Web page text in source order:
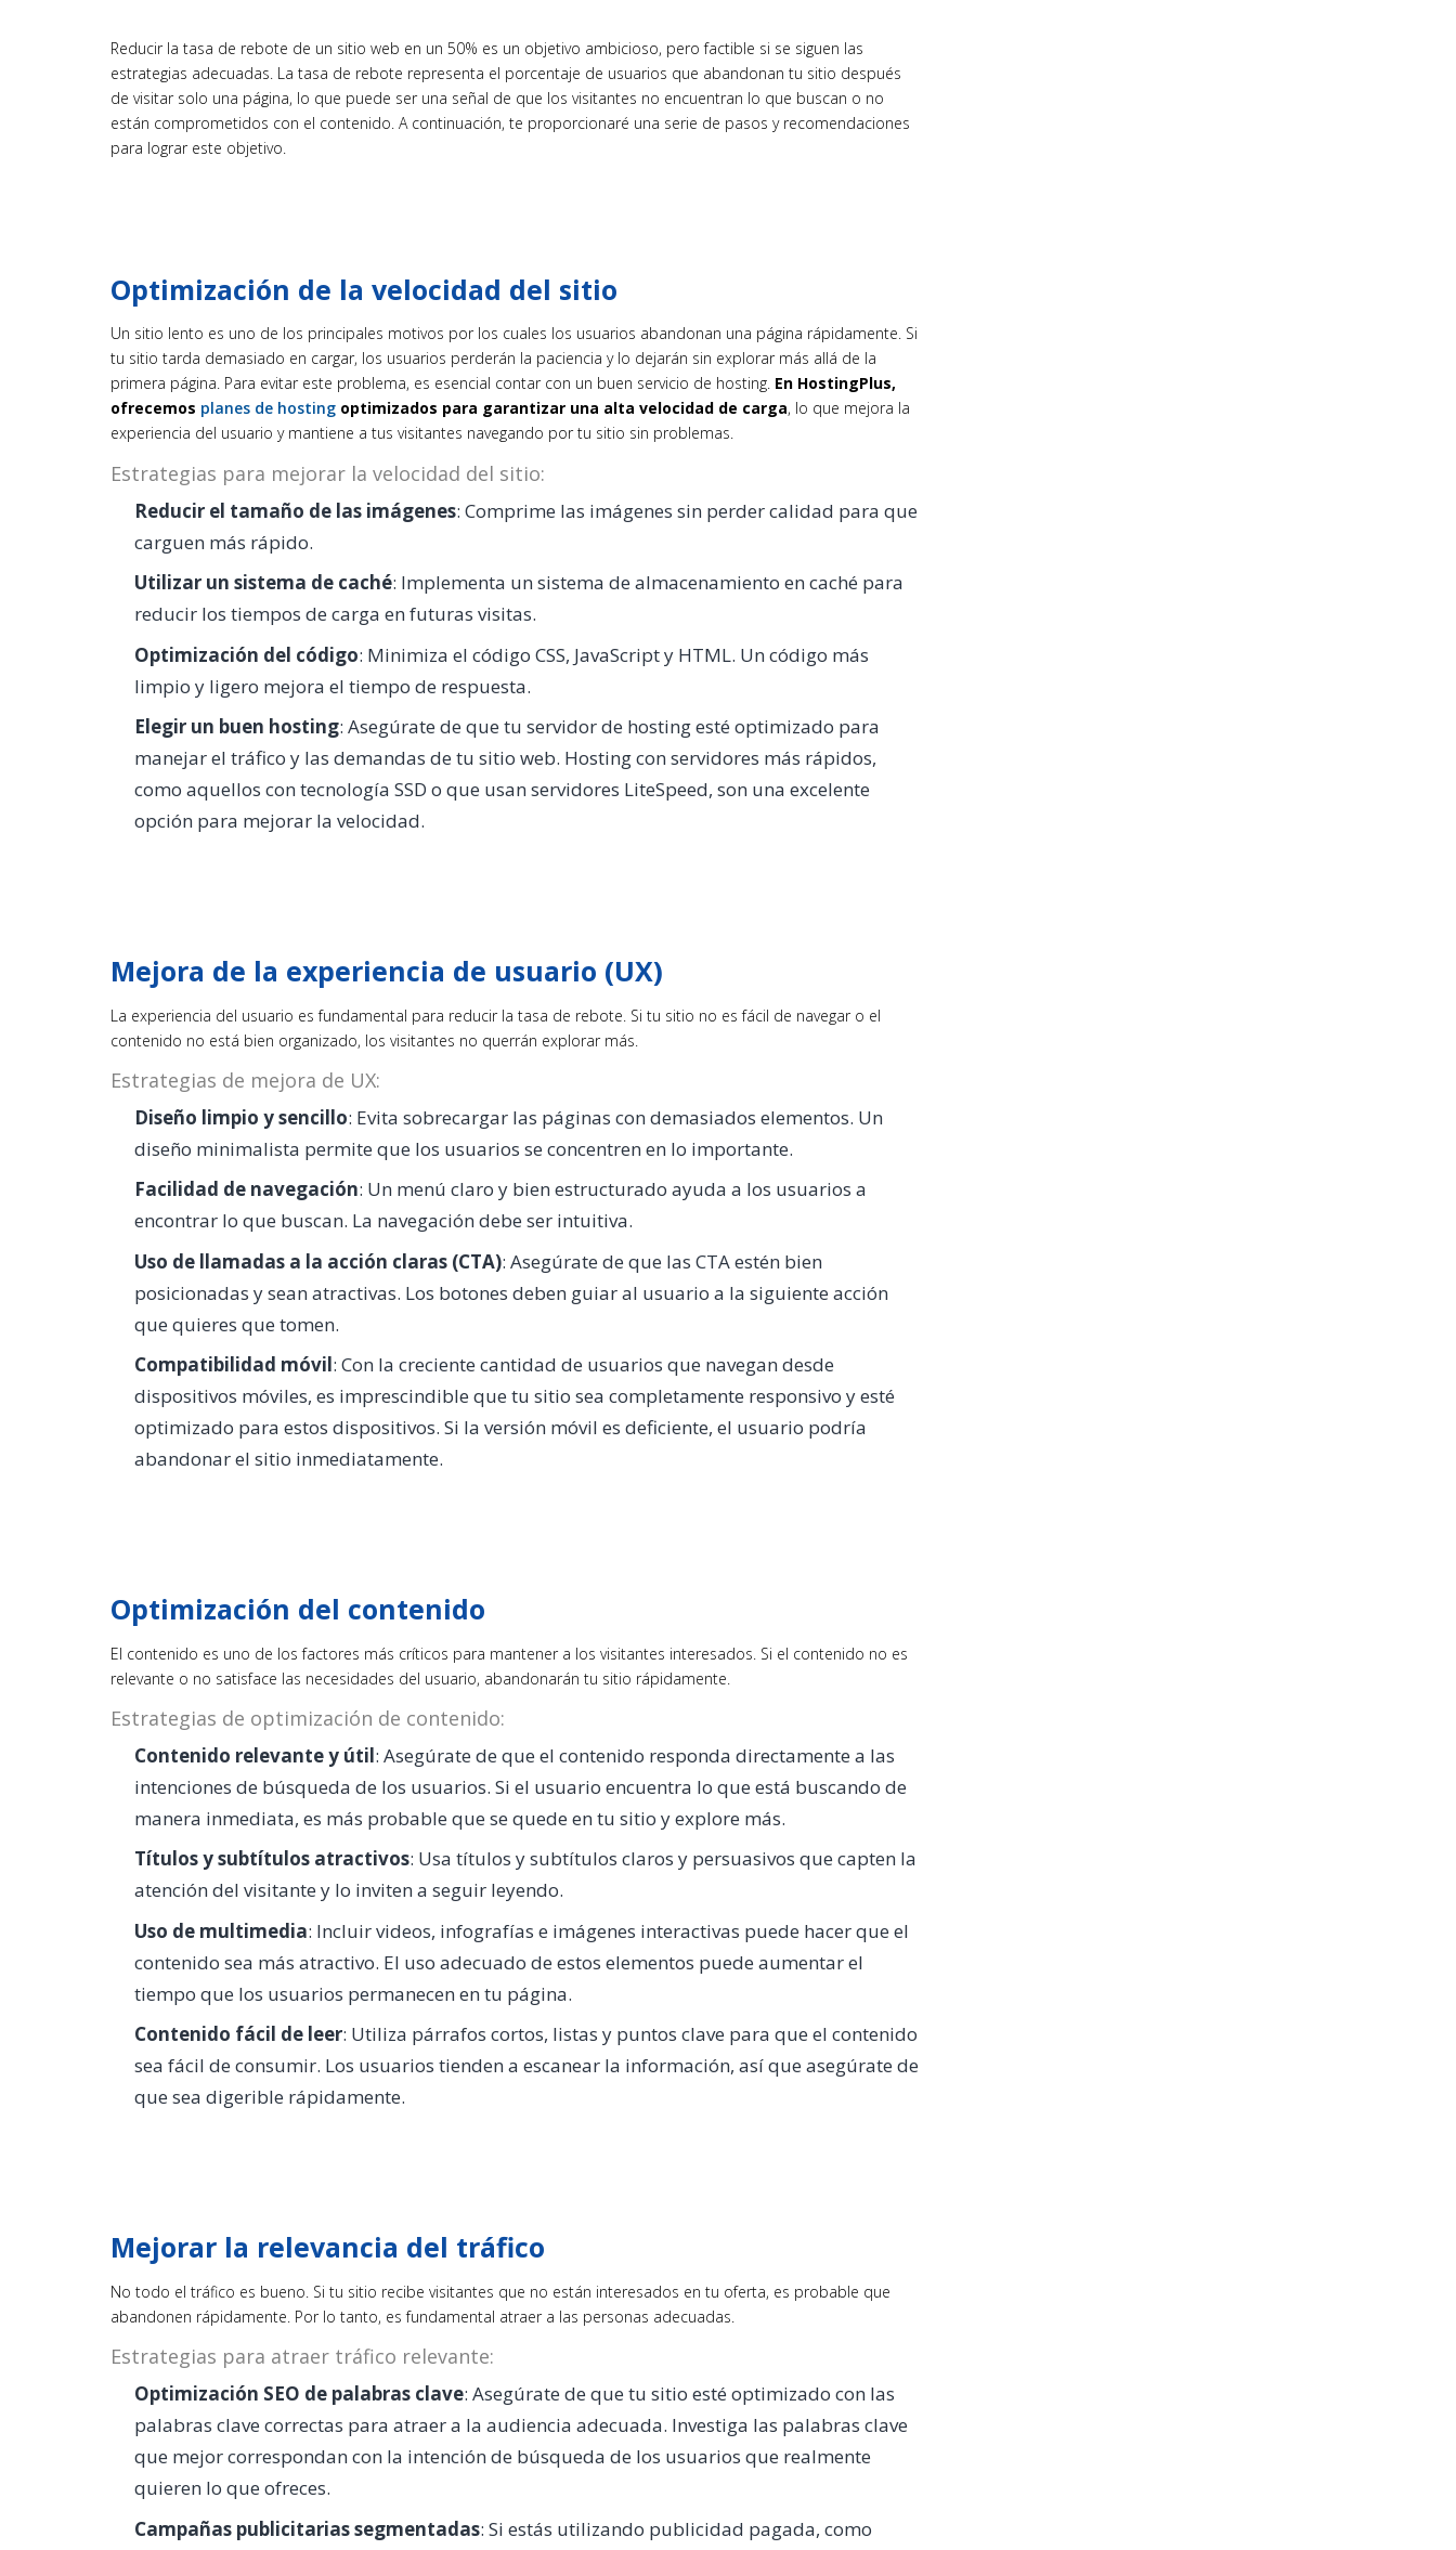
Reducir la tasa de rebote de un sitio web en un 50% es un objetivo ambicioso, pero factible si se siguen las
estrategias adecuadas. La tasa de rebote representa el porcentaje de usuarios que abandonan tu sitio después
de visitar solo una página, lo que puede ser una señal de que los visitantes no encuentran lo que buscan o no
están comprometidos con el contenido. A continuación, te proporcionaré una serie de pasos y recomendaciones
para lograr este objetivo.
Optimización de la velocidad del sitio
Un sitio lento es uno de los principales motivos por los cuales los usuarios abandonan una página rápidamente. Si
tu sitio tarda demasiado en cargar, los usuarios perderán la paciencia y lo dejarán sin explorar más allá de la
primera página. Para evitar este problema, es esencial contar con un buen servicio de hosting. En HostingPlus,
ofrecemos planes de hosting optimizados para garantizar una alta velocidad de carga, lo que mejora la
experiencia del usuario y mantiene a tus visitantes navegando por tu sitio sin problemas.
Estrategias para mejorar la velocidad del sitio:
Reducir el tamaño de las imágenes: Comprime las imágenes sin perder calidad para que
carguen más rápido.
Utilizar un sistema de caché: Implementa un sistema de almacenamiento en caché para
reducir los tiempos de carga en futuras visitas.
Optimización del código: Minimiza el código CSS, JavaScript y HTML. Un código más
limpio y ligero mejora el tiempo de respuesta.
Elegir un buen hosting: Asegúrate de que tu servidor de hosting esté optimizado para
manejar el tráfico y las demandas de tu sitio web. Hosting con servidores más rápidos,
como aquellos con tecnología SSD o que usan servidores LiteSpeed, son una excelente
opción para mejorar la velocidad.
Mejora de la experiencia de usuario (UX)
La experiencia del usuario es fundamental para reducir la tasa de rebote. Si tu sitio no es fácil de navegar o el
contenido no está bien organizado, los visitantes no querrán explorar más.
Estrategias de mejora de UX:
Diseño limpio y sencillo: Evita sobrecargar las páginas con demasiados elementos. Un
diseño minimalista permite que los usuarios se concentren en lo importante.
Facilidad de navegación: Un menú claro y bien estructurado ayuda a los usuarios a
encontrar lo que buscan. La navegación debe ser intuitiva.
Uso de llamadas a la acción claras (CTA): Asegúrate de que las CTA estén bien
posicionadas y sean atractivas. Los botones deben guiar al usuario a la siguiente acción
que quieres que tomen.
Compatibilidad móvil: Con la creciente cantidad de usuarios que navegan desde
dispositivos móviles, es imprescindible que tu sitio sea completamente responsivo y esté
optimizado para estos dispositivos. Si la versión móvil es deficiente, el usuario podría
abandonar el sitio inmediatamente.
Optimización del contenido
El contenido es uno de los factores más críticos para mantener a los visitantes interesados. Si el contenido no es
relevante o no satisface las necesidades del usuario, abandonarán tu sitio rápidamente.
Estrategias de optimización de contenido:
Contenido relevante y útil: Asegúrate de que el contenido responda directamente a las
intenciones de búsqueda de los usuarios. Si el usuario encuentra lo que está buscando de
manera inmediata, es más probable que se quede en tu sitio y explore más.
Títulos y subtítulos atractivos: Usa títulos y subtítulos claros y persuasivos que capten la
atención del visitante y lo inviten a seguir leyendo.
Uso de multimedia: Incluir videos, infografías e imágenes interactivas puede hacer que el
contenido sea más atractivo. El uso adecuado de estos elementos puede aumentar el
tiempo que los usuarios permanecen en tu página.
Contenido fácil de leer: Utiliza párrafos cortos, listas y puntos clave para que el contenido
sea fácil de consumir. Los usuarios tienden a escanear la información, así que asegúrate de
que sea digerible rápidamente.
Mejorar la relevancia del tráfico
No todo el tráfico es bueno. Si tu sitio recibe visitantes que no están interesados en tu oferta, es probable que
abandonen rápidamente. Por lo tanto, es fundamental atraer a las personas adecuadas.
Estrategias para atraer tráfico relevante:
Optimización SEO de palabras clave: Asegúrate de que tu sitio esté optimizado con las
palabras clave correctas para atraer a la audiencia adecuada. Investiga las palabras clave
que mejor correspondan con la intención de búsqueda de los usuarios que realmente
quieren lo que ofreces.
Campañas publicitarias segmentadas: Si estás utilizando publicidad pagada, como